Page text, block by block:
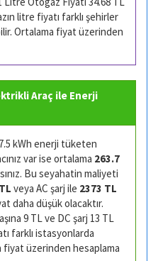
litre fiyatı farklı şehirler
Ortalama fiyat üzerinden
Araç ile Enerji
kWh enerji tüketen
var ise ortalama 263.7
Bu seyahatin maliyeti
veya AC şarj ile 2373 TL
daha düşük olacaktır.
9 TL ve DC şarj 13 TL
farklı istasyonlarda
fiyat üzerinden hesaplama